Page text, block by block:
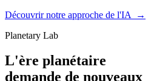
Découvrir notre approche de l'IA →
Planetary Lab
L'ère planétaire
demande de nouveaux